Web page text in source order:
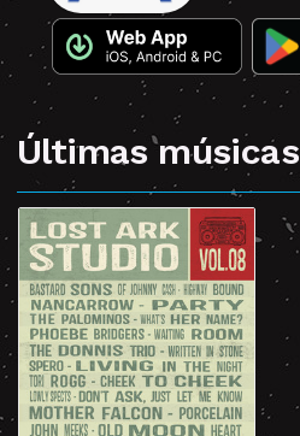
Últimas músicas